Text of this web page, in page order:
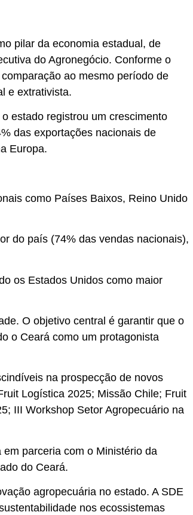
pilar da economia estadual, de
do Agronegócio. Conforme o
ao mesmo período de
e extrativista.
estado registrou um crescimento
das exportações nacionais de
Europa.
como Países Baixos, Reino Unido
do país (74% das vendas nacionais),
os Estados Unidos como maior
O objetivo central é garantir que o
o Ceará como um protagonista
na prospecção de novos
Logística 2025; Missão Chile; Fruit
III Workshop Setor Agropecuário na
parceria com o Ministério da
do Ceará.
agropecuária no estado. A SDE
nos ecossistemas